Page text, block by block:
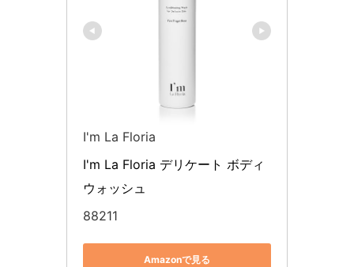
I'm La Floria
I'm La Floria デリケート ボディ
ウォッシュ
88211
Amazonで見る